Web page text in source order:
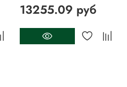
13255.09 руб